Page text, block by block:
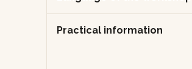
Practical information